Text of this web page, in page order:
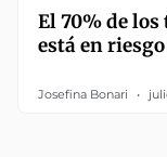
El 70% de
está en
Josefina Bonari